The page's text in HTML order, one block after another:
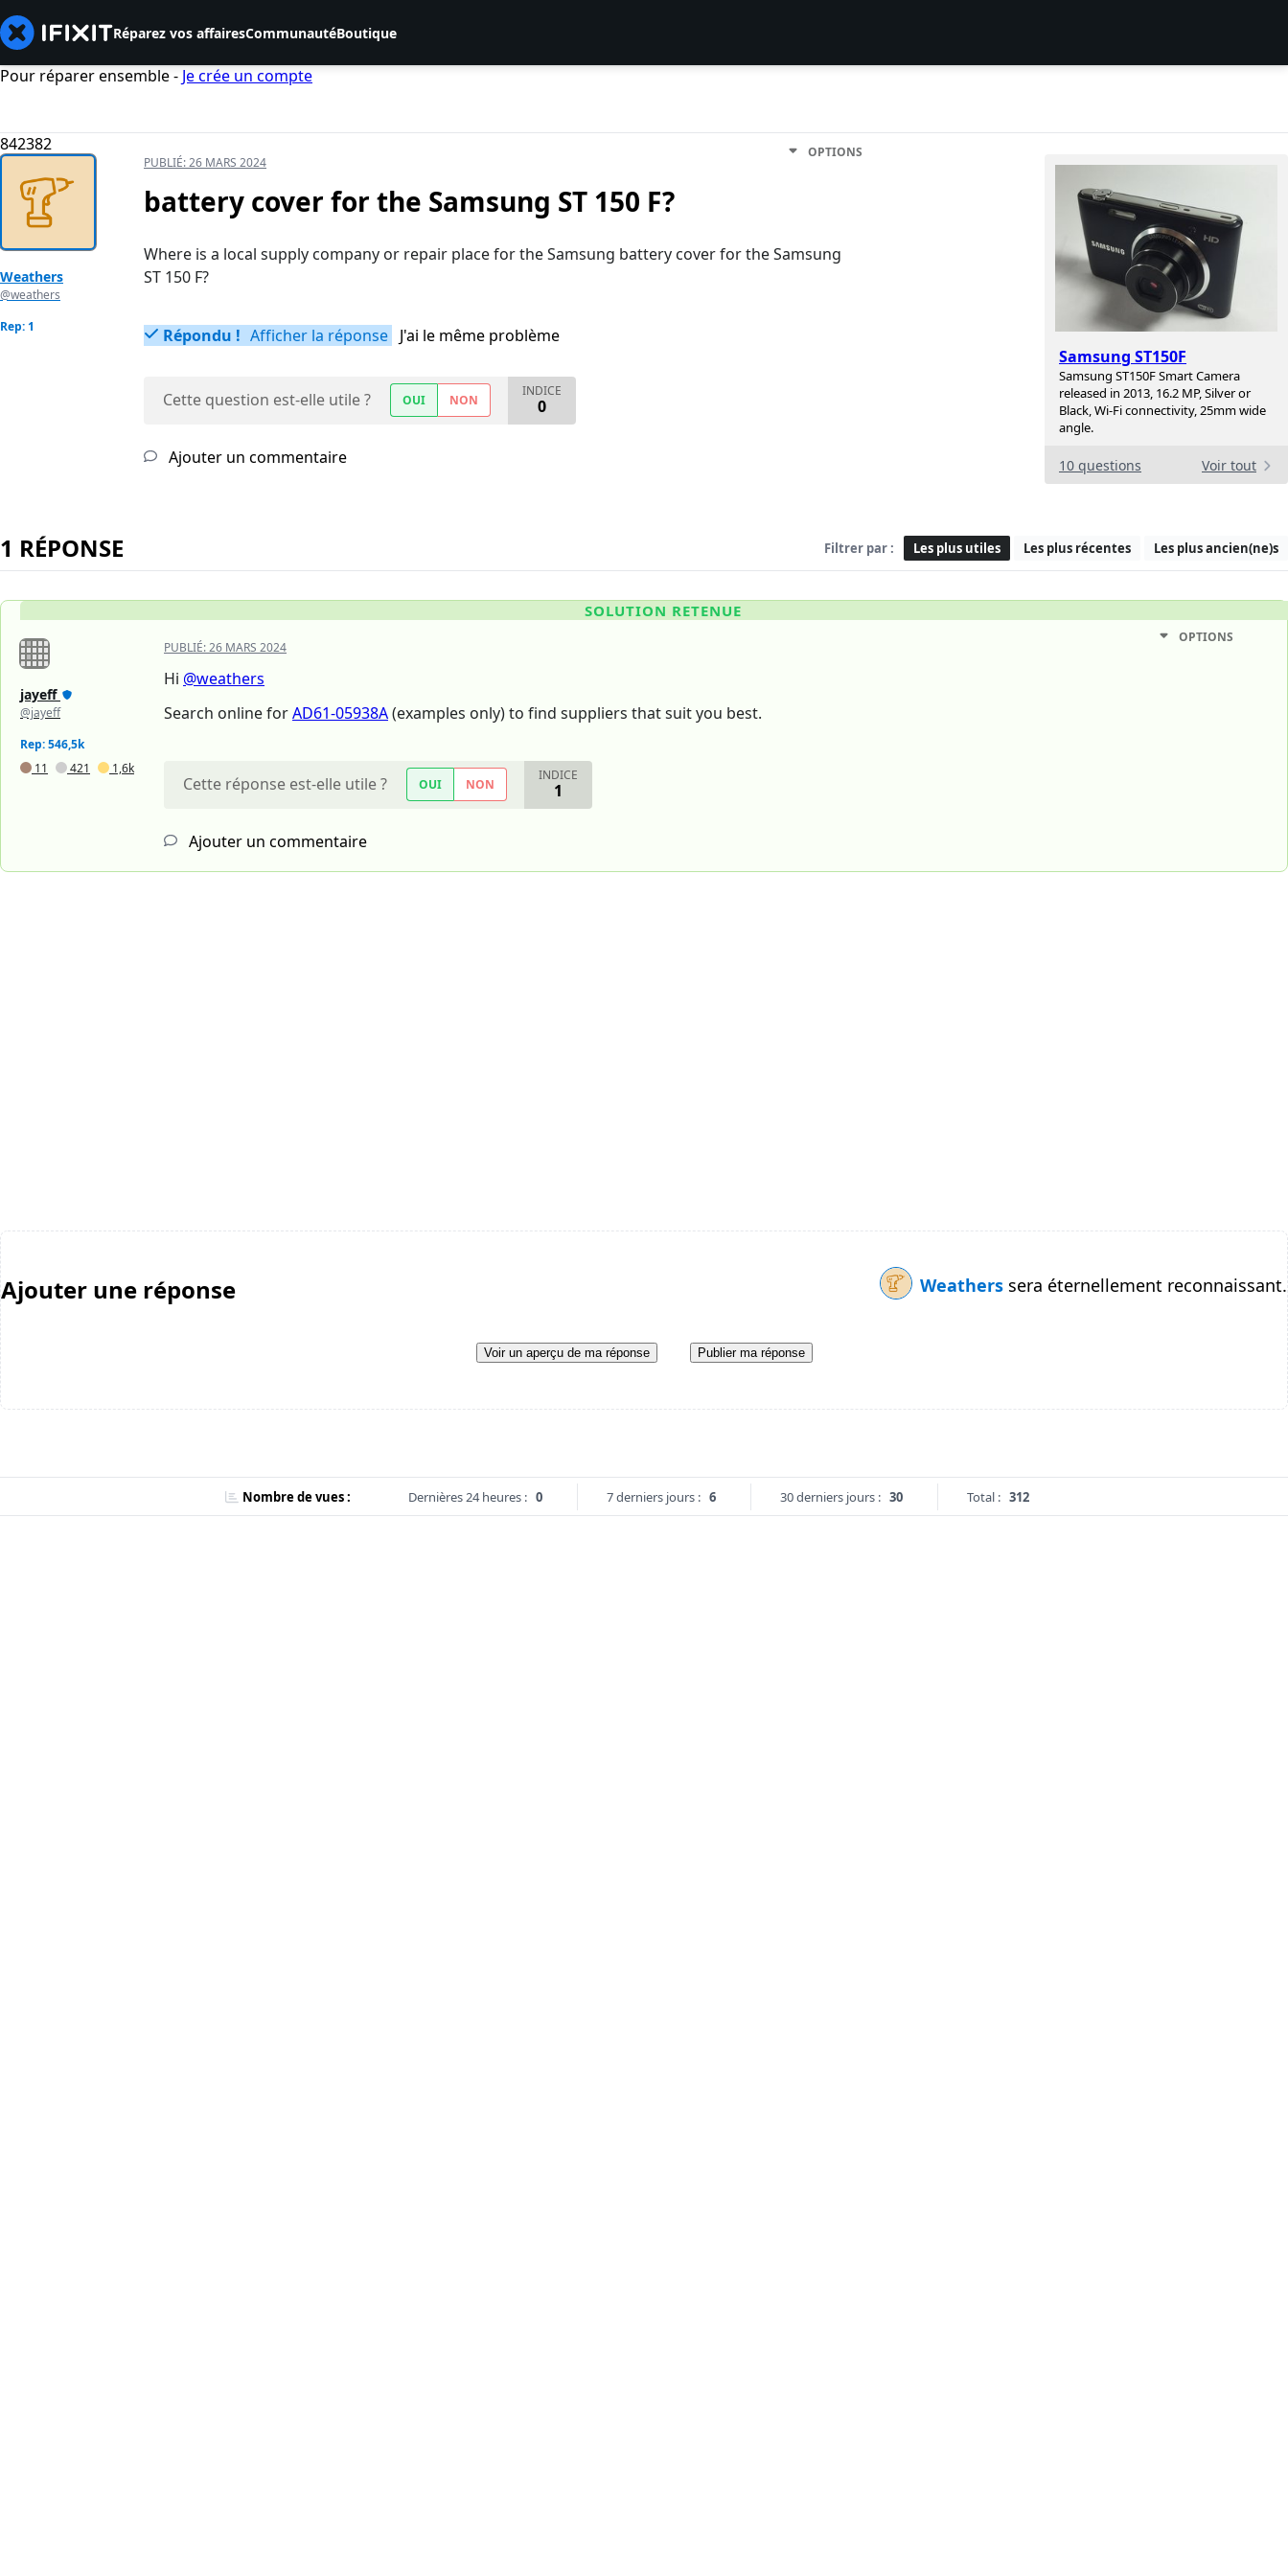
Réparez vos affairesCommunautéBoutique
Pour réparer ensemble - Je crée un compte
842382
Samsung ST150F
Samsung ST150F Smart Camera
released in 2013, 16.2 MP, Silver or
Black, Wi-Fi connectivity, 25mm wide
angle.
10 questions Voir tout
Weathers
@weathers
Rep: 1
PUBLIÉ:26 MARS 2024
OPTIONS
battery cover for the Samsung ST 150 F?
Where is a local supply company or repair place for the Samsung battery cover for the Samsung
ST 150 F?
Répondu ! Afficher la réponse J'ai le même problème
Cette question est-elle utile ? OUI NON
INDICE
0
Ajouter un commentaire
1 RÉPONSE Filtrer par : Les plus utiles Les plus récentes Les plus ancien(ne)s
SOLUTION RETENUE
jayeff
@jayeff
Rep: 546,5k
11
421 1,6k
PUBLIÉ:26 MARS 2024
OPTIONS
Hi @weathers
Search online forAD61-05938A(examples only) to find suppliers that suit you best.
Cette réponse est-elle utile ? OUI NON
INDICE
1
Ajouter un commentaire
Ajouter une réponse Weathers sera éternellement reconnaissant.
Voir un aperçu de ma réponse Publier ma réponse
Nombre de vues : Dernières 24 heures : 0 7 derniers jours : 6 30 derniers jours : 30 Total : 312